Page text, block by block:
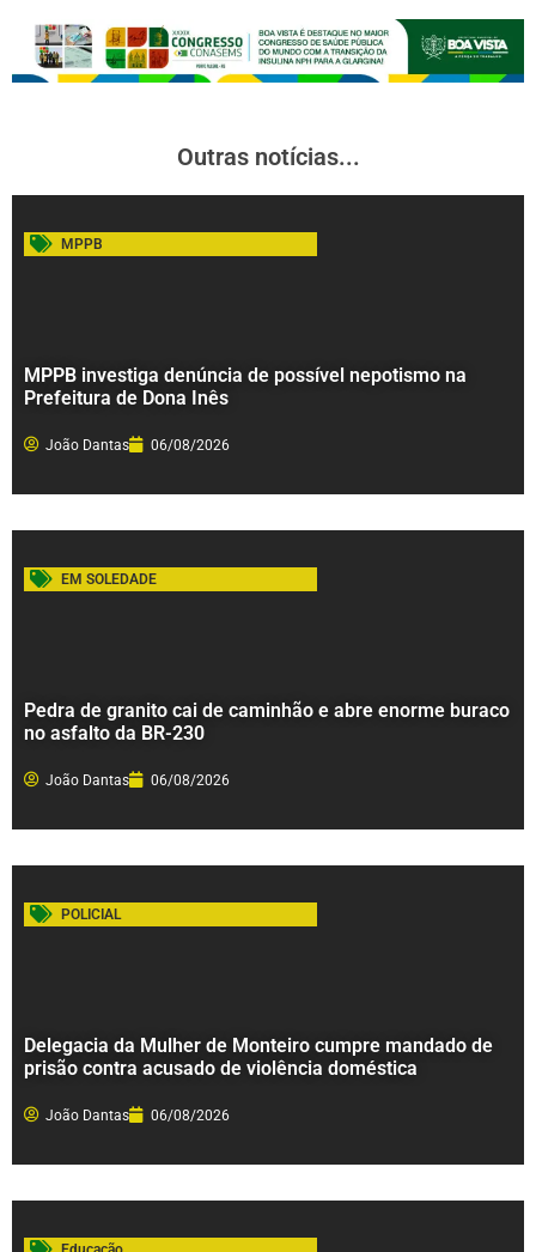
Outras notícias...
MPPB
MPPB investiga denúncia de possível nepotismo na
Prefeitura de Dona Inês
João Dantas 06/08/2026
EM SOLEDADE
Pedra de granito cai de caminhão e abre enorme buraco
no asfalto da BR-230
João Dantas 06/08/2026
POLICIAL
Delegacia da Mulher de Monteiro cumpre mandado de
prisão contra acusado de violência doméstica
João Dantas 06/08/2026